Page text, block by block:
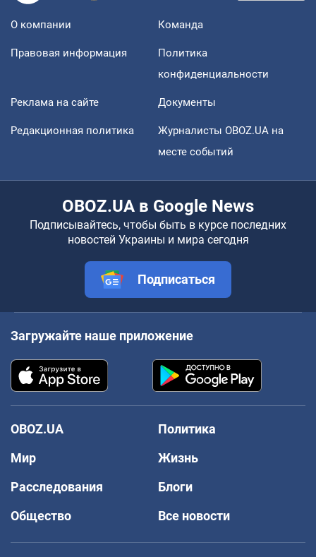
О компании Команда
Правовая информация
Политика
конфиденциальности
Реклама на сайте Документы
Редакционная политика
Журналисты OBOZ.UA на
месте событий
OBOZ.UA в Google News
Подписывайтесь, чтобы быть в курсе последних
новостей Украины и мира сегодня
Подписаться
Загружайте наше приложение
OBOZ.UA
Политика
Мир
Жизнь
Расследования
Блоги
Общество
Все новости